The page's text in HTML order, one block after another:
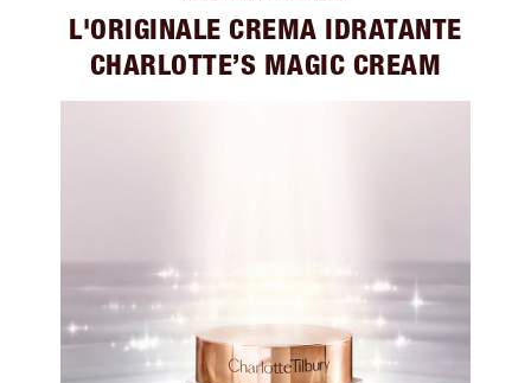
L'ORIGINALE CREMA IDRATANTE
CHARLOTTE’S MAGIC CREAM